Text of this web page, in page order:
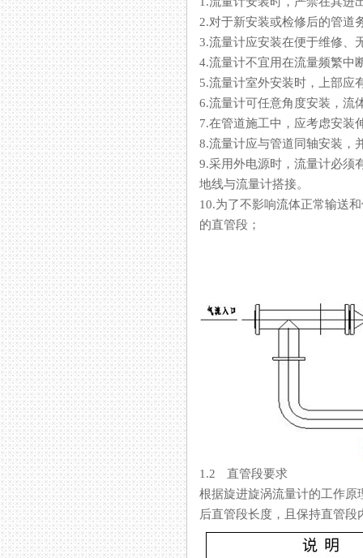
2.对于新安装或检修后的管道务
3.流量计应安装在便于维修
4.流量计不宜用在流量频繁中断
5.流量计室外安装时，上部
6.流量计可任意角度安装，流
7.在管道施工中，应考虑安装
8.流量计应与管道同轴安装
9.采用外电源时，流量计必
地线与流量计搭接。
10.为了不影响流体正常输送和
的直管段；
1.2 直管段要求
根据旋进旋涡流量计的工作原理
后直管段长度，且保持直管段